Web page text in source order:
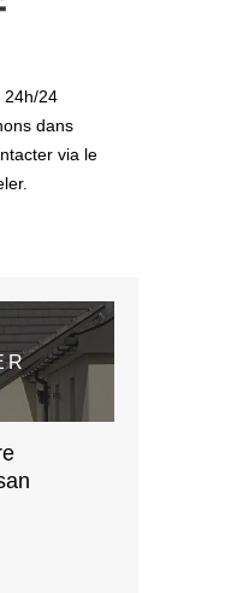
24h/24
dans
via le